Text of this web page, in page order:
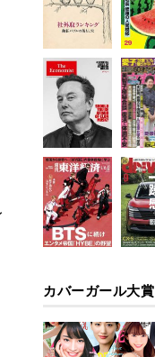
カバーガール大賞